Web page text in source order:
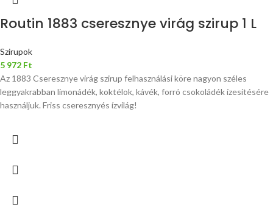
Routin 1883 cseresznye virág szirup 1 L
Szirupok
5 972 Ft
Az 1883 Cseresznye virág szirup felhasználási köre nagyon széles
leggyakrabban limonádék, koktélok, kávék, forró csokoládék ízesítésére
használjuk. Friss cseresznyés ízvilág!